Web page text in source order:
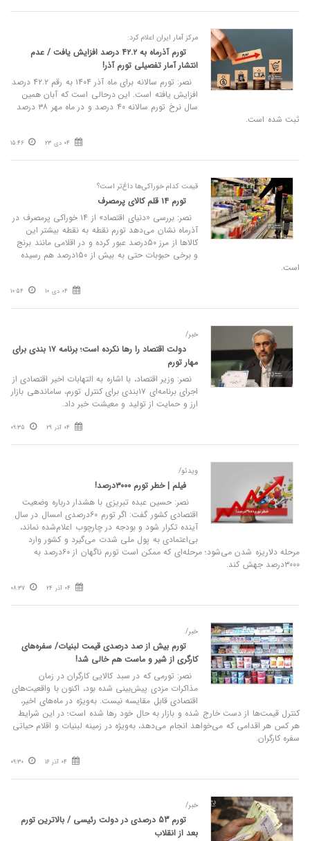
مرکز آمار ایران اعلام کرد:
تورم آذرماه به ۴۲.۲ درصد افزایش یافت / عدم
انتشار آمار تفصیلی تورم آذر!
نصر: تورم سالانه برای ماه آذر ۱۴۰۴ به رقم ۴۲.۲ درصد
افزایش یافته است. این درحالی است که آبان همین
سال نرخ تورم سالانه ۴۰ درصد و در ماه مهر ۳۸ درصد
ثبت شده است.
04 دی 23 15:46
قیمت کدام خوراکی‌ها داغ‌تر است؟
تورم ۱۴ قلم کالای پرمصرف
نصر: بررسی «دنیای‌ اقتصاد» از ۱۴ خوراکی پرمصرف در
آذرماه نشان می‌دهد تورم نقطه به نقطه بیشتر این
کالاها از مرز ۵۰درصد عبور کرده و در اقلامی مانند برنج
و برخی حبوبات حتی به بیش از ۱۵۰درصد هم رسیده
است.
04 دی 10 10:54
خبر/
دولت اقتصاد را رها نکرده است؛ برنامه ۱۷ بندی برای
مهار تورم
نصر: وزیر اقتصاد، با اشاره به التهابات اخیر اقتصادی از
اجرای برنامه‌ای ۱۷بندی برای کنترل تورم، ساماندهی بازار
ارز و حمایت از تولید و معیشت خبر داد.
04 آذر 29 09:35
ویدئو/
فیلم | خطر تورم ۳۰۰۰درصد!
نصر: حسین عبده تبریزی با هشدار درباره وضعیت
اقتصادی کشور گفت: اگر تورم ۶۰درصدی امسال در سال
آینده تکرار شود و بودجه در چارچوب اعلام‌شده نماند،
بی‌اعتمادی به پول ملی شدت می‌گیرد و کشور وارد
مرحله دلاریزه شدن می‌شود؛ مرحله‌ای که ممکن است تورم ناگهان از ۶۰درصد به
۳۰۰۰درصد جهش کند.
04 آذر 24 08:37
خبر/
تورم بیش از صد درصدی قیمت لبنیات/ سفره‌های
کارگری از شیر و ماست هم خالی شد!
نصر: تورمی که در سبد کالایی کارگران در زمان
مذاکرات مزدی پیش‌بینی شده بود، اکنون با واقعیت‌های
اقتصادی قابل مقایسه نیست. به‌ویژه در ماه‌های اخیر،
کنترل قیمت‌ها از دست خارج شده و بازار به حال خود رها شده است؛ در این شرایط
هر کس هر اقدامی که می‌خواهد انجام می‌دهد، به‌ویژه در زمینه لبنیات و اقلام حیاتی
سفره کارگران.
04 آذر 16 09:30
خبر/
تورم 53 درصدی در دولت رئیسی / بالاترین تورم
بعد از انقلاب